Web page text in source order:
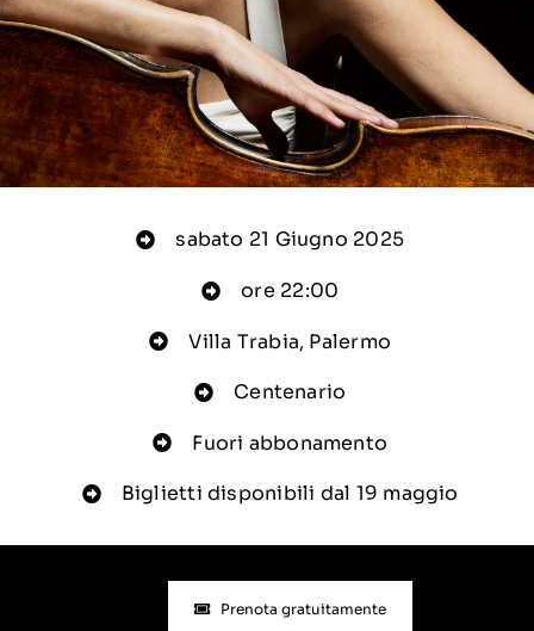
sabato 21 Giugno 2025
ore 22:00
Villa Trabia, Palermo
Centenario
Fuori abbonamento
Biglietti disponibili dal 19 maggio
Prenota gratuitamente